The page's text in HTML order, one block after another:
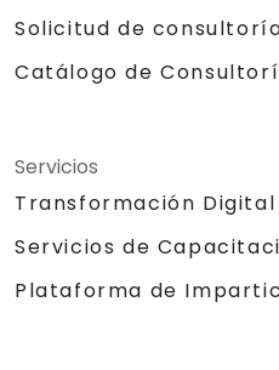
Solicitud de
Catálogo de
Servicios
Transformación Digital
Servicios de
Plataforma de